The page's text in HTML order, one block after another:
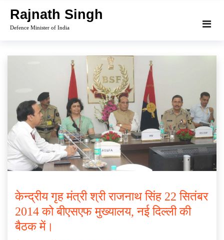
content
Rajnath Singh
Defence Minister of India
केन्द्रीय गृह मंत्री श्री राजनाथ सिंह 22 सितंबर
2014 को बीएसएफ मुख्यालय, नई दिल्ली की
बैठक में।